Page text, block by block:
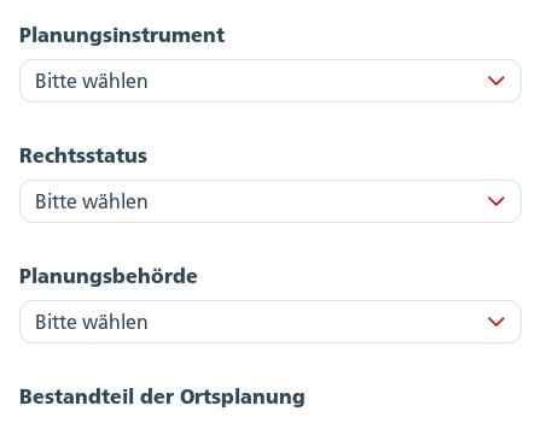
Planungsinstrument
Rechtsstatus
Planungsbehörde
Bestandteil der Ortsplanung